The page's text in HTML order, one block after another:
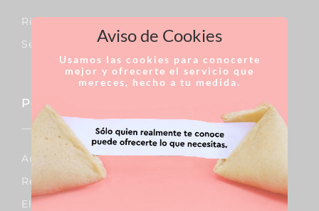
Rinoplastia
Septoplastia
Pecho
Aumento De Pecho
Reducción De Pecho
Elevación De Pecho
Aviso de Cookies
Usamos las cookies para conocerte
mejor y ofrecerte el servicio que
mereces, hecho a tu medida.